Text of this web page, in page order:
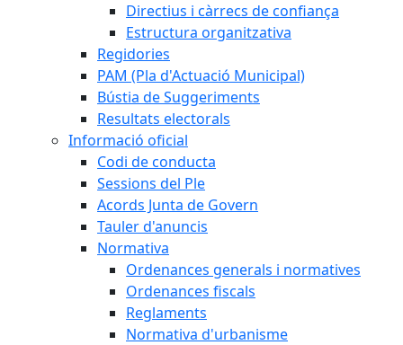
Directius i càrrecs de confiança
Estructura organitzativa
Regidories
PAM (Pla d'Actuació Municipal)
Bústia de Suggeriments
Resultats electorals
Informació oficial
Codi de conducta
Sessions del Ple
Acords Junta de Govern
Tauler d'anuncis
Normativa
Ordenances generals i normatives
Ordenances fiscals
Reglaments
Normativa d'urbanisme